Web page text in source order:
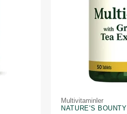
Multivitaminler
NATURE'S BOUNTY